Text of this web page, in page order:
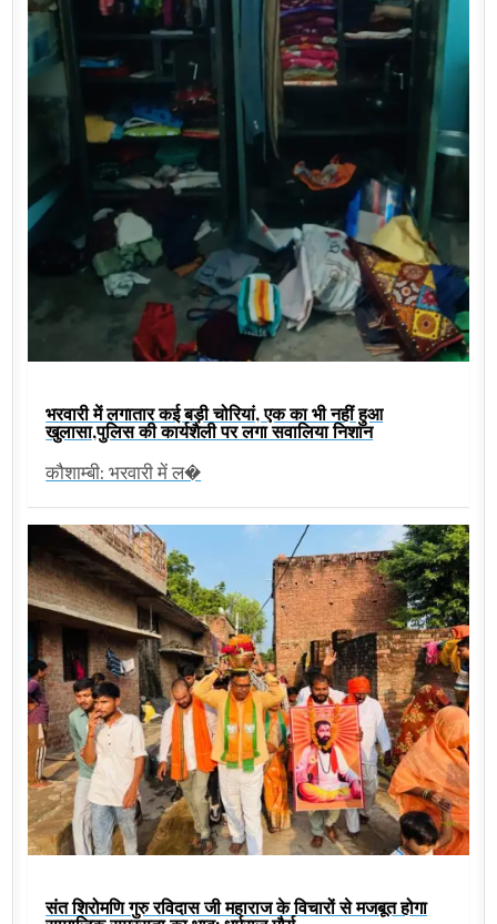
भरवारी में लगातार कई बड़ी चोरियां, एक का भी नहीं हुआ
खुलासा,पुलिस की कार्यशैली पर लगा सवालिया निशान
कौशाम्बी: भरवारी में ल�
संत शिरोमणि गुरु रविदास जी महाराज के विचारों से मजबूत होगा